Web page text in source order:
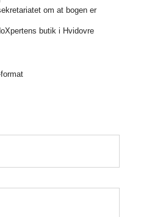
om at bogen er
butik i Hvidovre